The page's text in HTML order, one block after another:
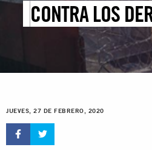
CONTRA LOS
HUMANOS
JUEVES, 27 DE FEBRERO, 2020